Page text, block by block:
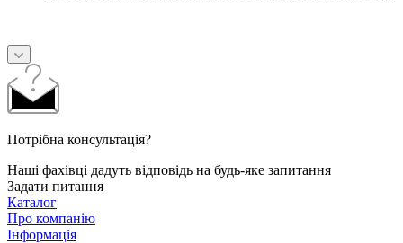
Потрібна консультація?
Наші фахівці дадуть відповідь на будь-яке запитання
Задати питання
Каталог
Про компанію
Інформація